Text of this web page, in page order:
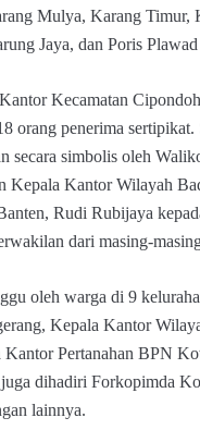
Mulya, Karang Timur,
Jaya, dan Poris
Kecamatan
orang penerima sertipikat.
secara simbolis oleh
Kepala Kantor Wilayah
Rudi Rubijaya
dari masing-
oleh warga di 9
Kepala Kantor
Pertanahan BPN
dihadiri Forkopimda
lainnya.